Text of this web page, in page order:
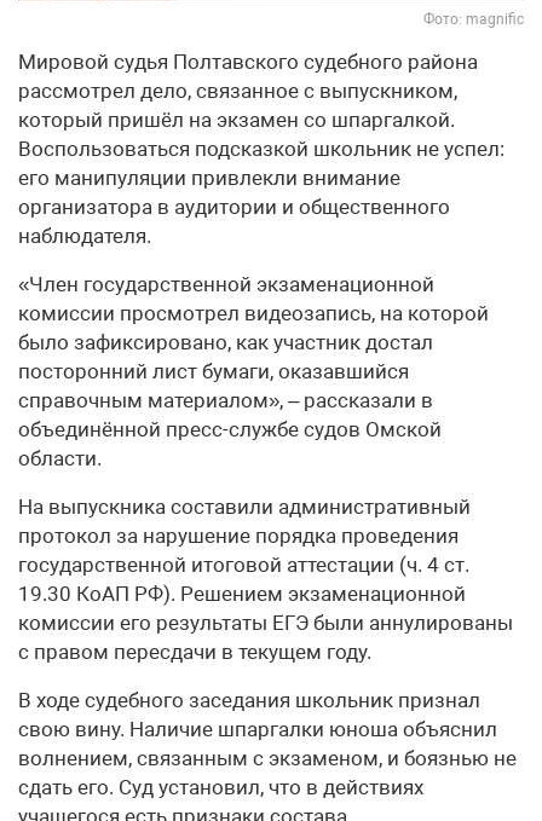
Фото: magnific
Мировой судья Полтавского судебного района
рассмотрел дело, связанное с выпускником,
который пришёл на экзамен со шпаргалкой.
Воспользоваться подсказкой школьник не успел:
его манипуляции привлекли внимание
организатора в аудитории и общественного
наблюдателя.
«Член государственной экзаменационной
комиссии просмотрел видеозапись, на которой
было зафиксировано, как участник достал
посторонний лист бумаги, оказавшийся
справочным материалом», – рассказали в
объединённой пресс-службе судов Омской
области.
На выпускника составили административный
протокол за нарушение порядка проведения
государственной итоговой аттестации (ч. 4 ст.
19.30 КоАП РФ). Решением экзаменационной
комиссии его результаты ЕГЭ были аннулированы
с правом пересдачи в текущем году.
В ходе судебного заседания школьник признал
свою вину. Наличие шпаргалки юноша объяснил
волнением, связанным с экзаменом, и боязнью не
сдать его. Суд установил, что в действиях
учащегося есть признаки состава